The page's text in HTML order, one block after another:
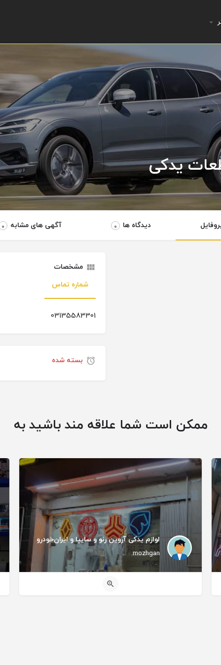
یدکی
دیدگاه ها 0 آگهی های مشابه 0
مشخصات
شماره تماس
03135583301
بسته شده
ممکن است شما علاقه مند باشید به
لوازم یدکی آروین رنو و سایپا و ایران‌خودرو
mozhgan